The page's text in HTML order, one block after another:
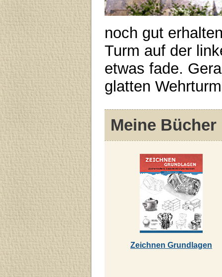
noch gut
Turm auf der
etwas fade.
glatten
Meine
Zeichnen Grundlagen